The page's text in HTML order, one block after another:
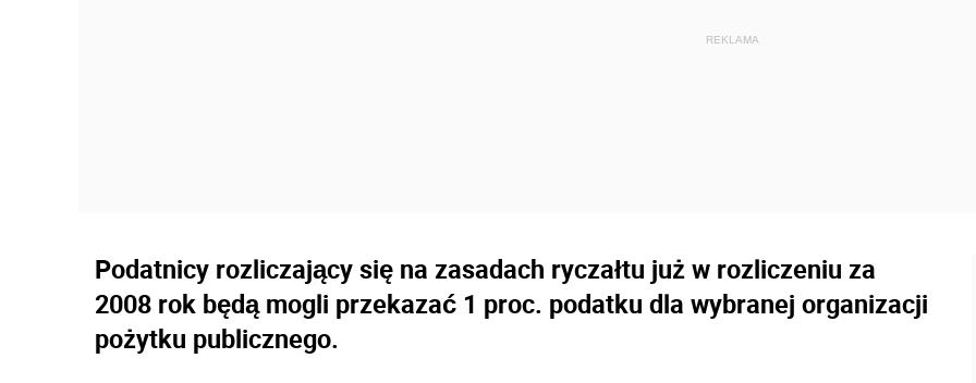
Podatnicy rozliczający się na zasadach ryczałtu już w rozliczeniu za
2008 rok będą mogli przekazać 1 proc. podatku dla wybranej organizacji
pożytku publicznego.